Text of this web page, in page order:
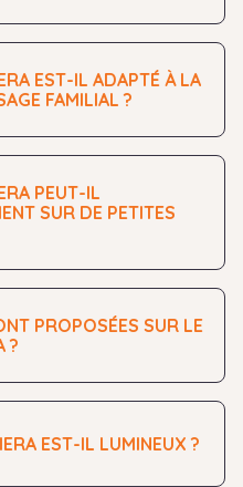
EST-IL ADAPTÉ À LA
FAMILIAL ?
PEUT-IL
SUR DE PETITES
PROPOSÉES SUR LE
?
EST-IL LUMINEUX ?